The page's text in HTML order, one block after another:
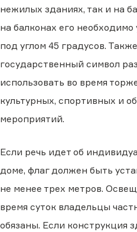
нежилых зданиях, так и на
на балконах его необходимо
под углом 45 градусов. Также
государственный символ
использовать во время
культурных, спортивных и
мероприятий.
Если речь идет об
доме, флаг должен быть
не менее трех метров.
время суток владельцы
обязаны. Если конструкция